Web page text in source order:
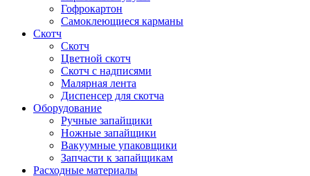
Гофрокартон
Самоклеющиеся карманы
Скотч
Скотч
Цветной скотч
Скотч с надписями
Малярная лента
Диспенсер для скотча
Оборудование
Ручные запайщики
Ножные запайщики
Вакуумные упаковщики
Запчасти к запайщикам
Расходные материалы